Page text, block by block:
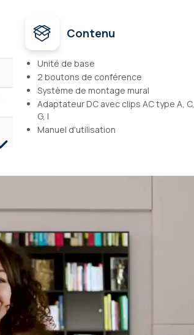
Contenu
Unité de base
2 boutons de conférence
Système de montage mural
Adaptateur DC avec clips AC type A, C,
G, I
Manuel d'utilisation